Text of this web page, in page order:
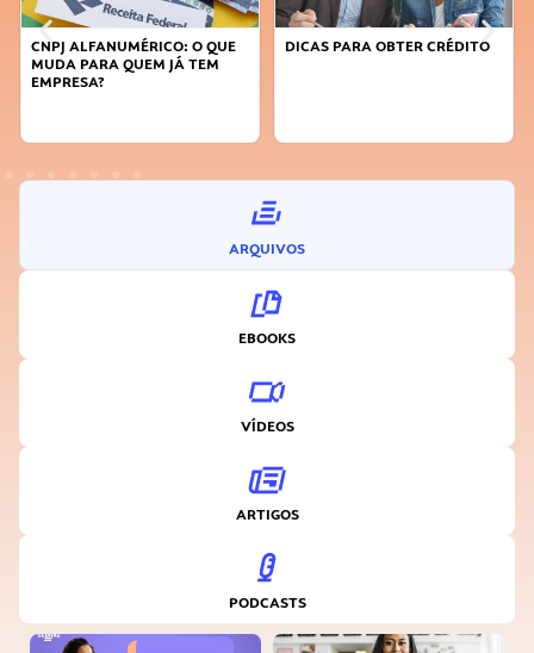
CNPJ ALFANUMÉRICO: O QUE
MUDA PARA QUEM JÁ TEM
EMPRESA?
DICAS PARA OBTER CRÉDITO
ARQUIVOS
EBOOKS
VÍDEOS
ARTIGOS
PODCASTS